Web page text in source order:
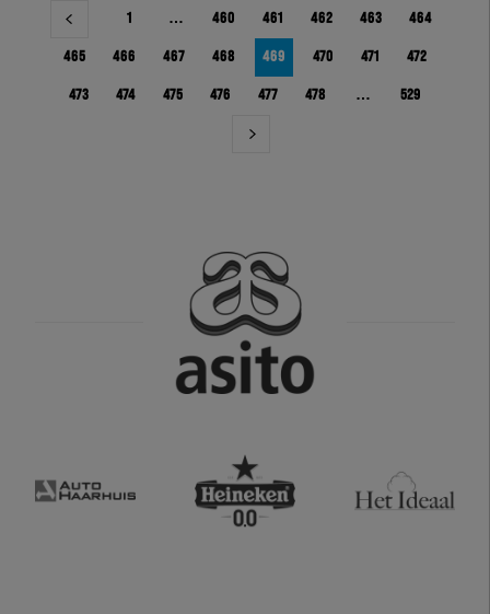
Berichtnavigatie
1 … 460 461 462 463 464
465 466 467 468 469 470 471 472
473 474 475 476 477 478 … 529